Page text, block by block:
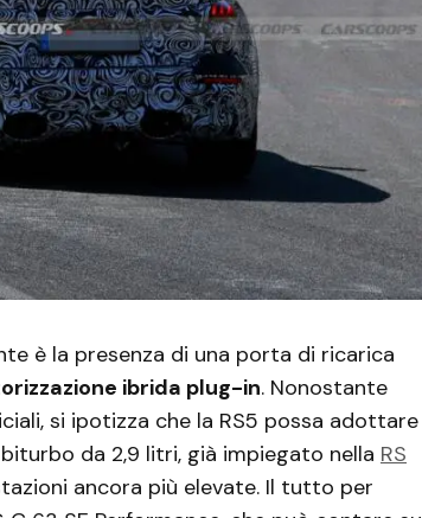
è la presenza di una porta di ricarica
ibrida plug-in. Nonostante
si ipotizza che la RS5 possa adottare
da 2,9 litri, già impiegato nella RS
ancora più elevate. Il tutto per